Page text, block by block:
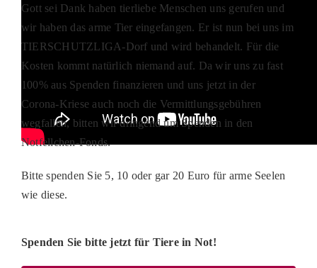
Gott sei Dank haben tierliebe Menschen uns gerufen und
wir haben das arme Tier eingefangen. Er ist nun bei uns im
TIERSCHUTZLIGA-Dorf und wird behandelt. Für die
Kosten kommt natürlich niemand auf. Da wir uns zu fast
100% aus Spenden finanzieren und uns jetzt in der
Corona-Kriese auch noch die Vermittlungsgebühren
wegfallen, bitten wir dringend um Spenden in den
Notfellchen-Fonds.
Bitte spenden Sie 5, 10 oder gar 20 Euro für arme Seelen
wie diese.
Spenden Sie bitte jetzt für Tiere in Not!